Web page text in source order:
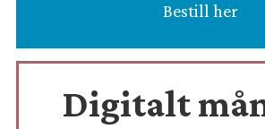
Bestill her
Digitalt